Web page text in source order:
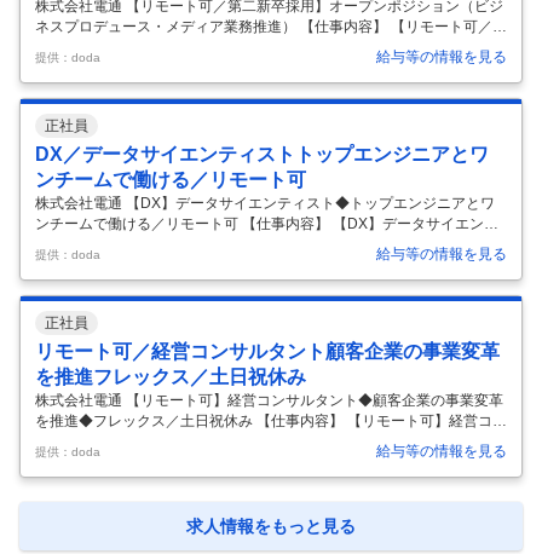
株式会社電通 【リモート可／第二新卒採用】オープンポジション（ビジ
ネスプロデュース・メディア業務推進） 【仕事内容】 【リモート可／第
二新卒採用】オープンポジション（ビジネスプロデュース・メディア業
務推進） 【具体的な仕事内容】 ＜国内有数の総合広告会社として、企業
の成長戦略からコミュニケーション設計まで一気通貫で支援／リモー
ト・フレックスなど柔軟な働き方＞ 電通が「目指す姿」として掲げてい
る「Integrated Growth Partner」を実現するべく、新たな仲間をオープ
ンポジションにて募集いたします。 オープンポジションでの採用となり
ます。選考を通じ、適性に応じた業務を以下領域よりお
提供：doda 給与等の情報を見る
正社員
DX／データサイエンティストトップエンジニアとワ
ンチームで働ける／リモート可
株式会社電通 【DX】データサイエンティスト◆トップエンジニアとワ
ンチームで働ける／リモート可 【仕事内容】 【DX】データサイエンテ
ィスト◆トップエンジニアとワンチームで働ける／リモート可 【具体的
な仕事内容】 ■募集概要 電通では現在、広告領域のみならず、クライア
ント企業の事業成長や持続的なビジネス創出を目的としたデジタルトラ
ンスフォーメーション（DX）の推進に注力しており、今回募集している
部署はDX推進を牽引する部署のひとつです。 募集部署は、電通グルー
プのデータ戦略を検討し、パートナー企業とアライアンスを組みなが
ら、クライアント企業に対してデータドリブンなマーケティングサービ
スを提供す
…
提供：doda 給与等の情報を見る
正社員
リモート可／経営コンサルタント顧客企業の事業変革
を推進フレックス／土日祝休み
株式会社電通 【リモート可】経営コンサルタント◆顧客企業の事業変革
を推進◆フレックス／土日祝休み 【仕事内容】 【リモート可】経営コン
サルタント◆顧客企業の事業変革を推進◆フレックス／土日祝休み 【具
体的な仕事内容】 ＜日本を代表する世界的な広告代理店およびマーケテ
ィング・コミュニケーション企業／電通グループの重点領域／リモー
ト・フレックスなど柔軟な働き方＞ 電通が掲げているIntegrated Growth
Partnerを実現するべく、ビジネストランスフォーメーションを担って頂
提供：doda 給与等の情報を見る
求人情報をもっと見る